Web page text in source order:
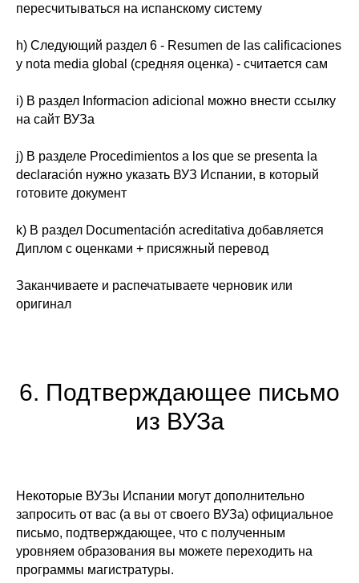
пересчитываться на испанскому систему
h) Следующий раздел 6 - Resumen de las calificaciones
y nota media global (средняя оценка) - считается сам
i) В раздел Informacion adicional можно внести ссылку
на сайт ВУЗа
j) В разделе Procedimientos a los que se presenta la
declaración нужно указать ВУЗ Испании, в который
готовите документ
k) В раздел Documentación acreditativa добавляется
Диплом с оценками + присяжный перевод
Заканчиваете и распечатываете черновик или
оригинал
6. Подтверждающее письмо
из ВУЗа
Некоторые ВУЗы Испании могут дополнительно
запросить от вас (а вы от своего ВУЗа) официальное
письмо, подтверждающее, что с полученным
уровняем образования вы можете переходить на
программы магистратуры.